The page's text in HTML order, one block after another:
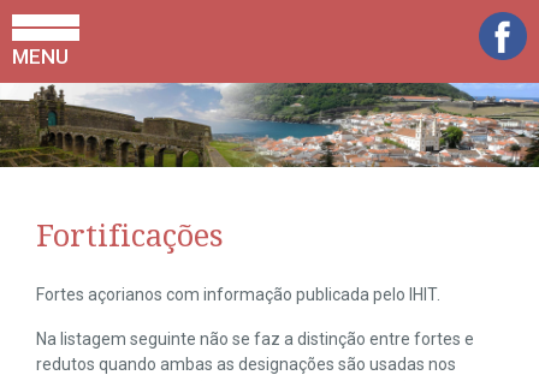
MENU
Fortificações
Fortes açorianos com informação publicada pelo IHIT.
Na listagem seguinte não se faz a distinção entre fortes e
redutos quando ambas as designações são usadas nos